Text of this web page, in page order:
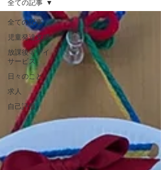
全ての記事
児童発達支援
放課後等デイ
サービス
日々のこと
求人
自己評価
全ての記事